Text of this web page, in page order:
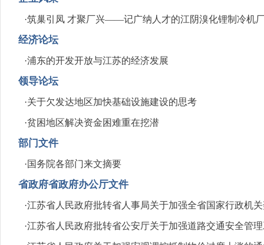
·筑巢引凤 才聚厂兴——记广纳人才的江阴溴化锂制冷机
经济论坛
·浦东的开发开放与江苏的经济发展
领导论坛
·关于欠发达地区加快基础设施建设的思考
·贫困地区解决资金困难重在挖潜
部门文件
·国务院各部门来文摘要
省政府省政府办公厅文件
·江苏省人民政府批转省人事局关于加强全省国家行政机
·江苏省人民政府批转省公安厅关于加强道路交通安全管